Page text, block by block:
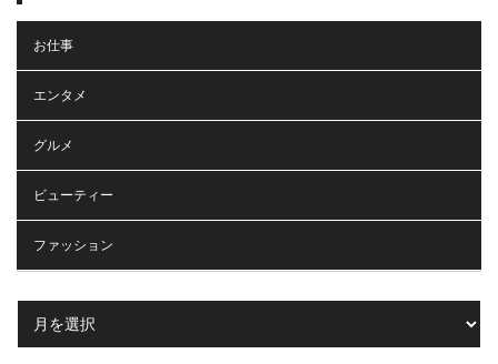
お仕事
エンタメ
グルメ
ビューティー
ファッション